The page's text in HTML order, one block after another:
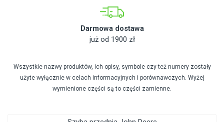
Darmowa dostawa
już od 1900 zł
Wszystkie nazwy produktów, ich opisy, symbole czy też numery zostały
użyte wyłącznie w celach informacyjnych i porównawczych. Wyżej
wymienione części są to części zamienne.